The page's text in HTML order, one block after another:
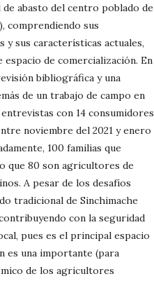
abasto del centro poblado de
comprendiendo sus
y sus características actuales,
de comercialización. En
bibliográfica y una
de un trabajo de campo en
con 14 consumidores
noviembre del 2021 y enero
100 familias que
que 80 son agricultores de
A pesar de los desafíos
tradicional de Sinchimache
con la seguridad
pues es el principal espacio
es una importante (para
de los agricultores